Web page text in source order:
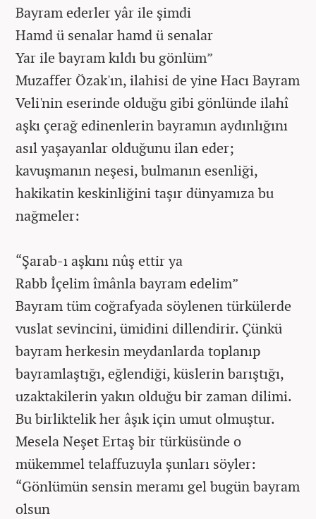
Bayram ederler yâr ile şimdi
Hamd ü senalar hamd ü senalar
Yar ile bayram kıldı bu gönlüm”
Muzaffer Özak'ın, ilahisi de yine Hacı Bayram
Veli'nin eserinde olduğu gibi gönlünde ilahî
aşkı çerağ edinenlerin bayramın aydınlığını
asıl yaşayanlar olduğunu ilan eder;
kavuşmanın neşesi, bulmanın esenliği,
hakikatin keskinliğini taşır dünyamıza bu
nağmeler:
“Şarab-ı aşkını nûş ettir ya
Rabb İçelim îmânla bayram edelim”
Bayram tüm coğrafyada söylenen türkülerde
vuslat sevincini, ümidini dillendirir. Çünkü
bayram herkesin meydanlarda toplanıp
bayramlaştığı, eğlendiği, küslerin barıştığı,
uzaktakilerin yakın olduğu bir zaman dilimi.
Bu birliktelik her âşık için umut olmuştur.
Mesela Neşet Ertaş bir türküsünde o
mükemmel telaffuzuyla şunları söyler:
“Gönlümün sensin meramı gel bugün bayram
olsun